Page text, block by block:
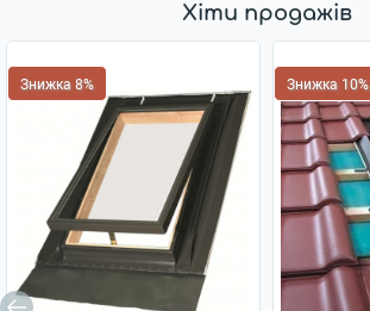
Хіти продажів
Знижка 8% Знижка 10%